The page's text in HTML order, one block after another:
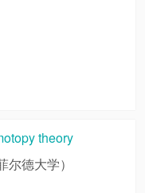
theory
德大学）